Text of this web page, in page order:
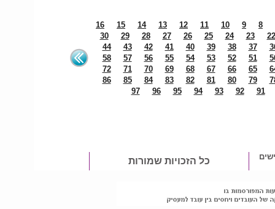
8
9
10
11
12
13
14
15
16
22
23
24
25
26
27
28
29
30
37
38
39
40
41
42
43
44
51
52
53
54
55
56
57
58
65
66
67
68
69
70
71
72
79
80
81
82
83
84
85
86
91
92
93
94
95
96
97
כל הזכויות שמורות